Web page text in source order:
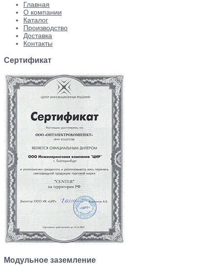
Главная
О компании
Каталог
Производство
Доставка
Контакты
Сертификат
Модульное заземление